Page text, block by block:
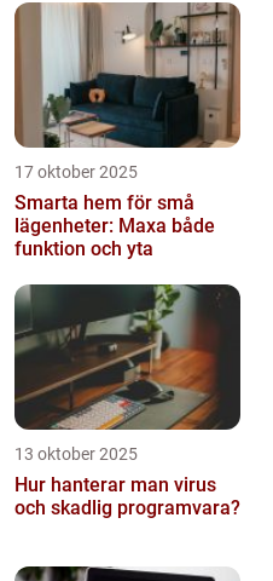
17 oktober 2025
Smarta hem för små
lägenheter: Maxa både
funktion och yta
13 oktober 2025
Hur hanterar man virus
och skadlig programvara?